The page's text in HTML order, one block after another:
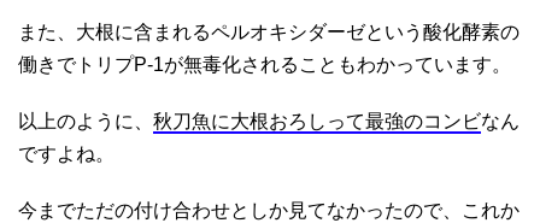
また、大根に含まれるペルオキシダーゼという酸化酵素の
働きでトリプP-1が無毒化されることもわかっています。
以上のように、 秋刀魚に大根おろしって最強のコンビなん
ですよね。
今までただの付け合わせとしか見てなかったので、これか